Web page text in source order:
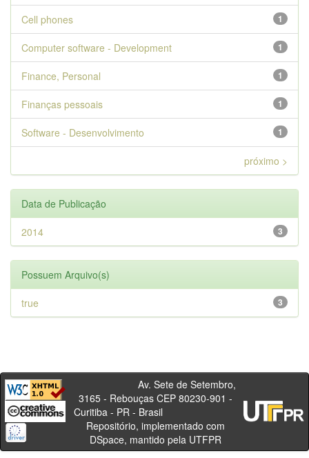
1
Cell phones
1
Computer software - Development
1
Finance, Personal
1
Finanças pessoais
1
Software - Desenvolvimento
próximo >
Data de Publicação
3
2014
Possuem Arquivo(s)
3
true
Av. Sete de Setembro,
3165 - Rebouças CEP 80230-901 -
Curitiba - PR - Brasil
Repositório, implementado com
DSpace, mantido pela UTFPR